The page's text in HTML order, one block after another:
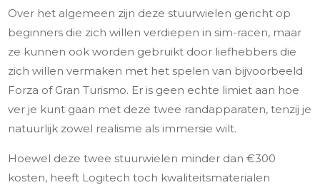
Over het algemeen zijn deze stuurwielen gericht op
beginners die zich willen verdiepen in sim-racen, maar
ze kunnen ook worden gebruikt door liefhebbers die
zich willen vermaken met het spelen van bijvoorbeeld
Forza of Gran Turismo. Er is geen echte limiet aan hoe
ver je kunt gaan met deze twee randapparaten, tenzij je
natuurlijk zowel realisme als immersie wilt.
Hoewel deze twee stuurwielen minder dan €300
kosten, heeft Logitech toch kwaliteitsmaterialen